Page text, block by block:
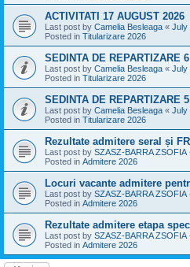
ACTIVITATI 17 AUGUST 2026
Last post by Camelia Besleaga « July
Posted in Titularizare 2026
SEDINTA DE REPARTIZARE
Last post by Camelia Besleaga « July
Posted in Titularizare 2026
SEDINTA DE REPARTIZARE
Last post by Camelia Besleaga « July
Posted in Titularizare 2026
Rezultate admitere seral și FR
Last post by SZASZ-BARRA ZSOFIA
Posted in Admitere 2026
Locuri vacante admitere
Last post by SZASZ-BARRA ZSOFIA
Posted in Admitere 2026
Rezultate admitere etapa
Last post by SZASZ-BARRA ZSOFIA
Posted in Admitere 2026